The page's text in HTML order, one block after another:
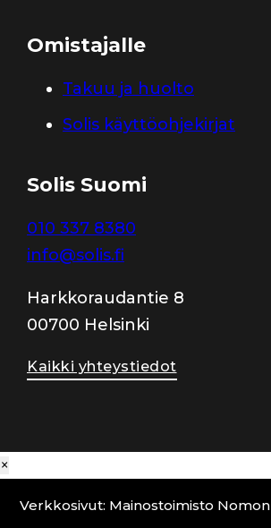
Omistajalle
Takuu ja huolto
Solis käyttöohjekirjat
Solis Suomi
010 337 8380
info@solis.fi
Harkkoraudantie 8
00700 Helsinki
Kaikki yhteystiedot
×
Verkkosivut: Mainostoimisto Nomon